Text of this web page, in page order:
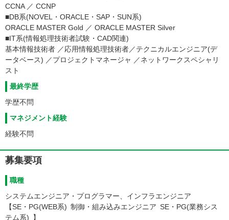
CCNA ／ CCNP
■DB系(NOVEL・ORACLE・SAP・SUN系)
ORACLE MASTER Gold ／ ORACLE MASTER Silver
■IT系(情報処理技術者試験・CAD関連)
基本情報技術者 ／応用情報処理技術者／テクニカルエンジニア(デ
ータベース) ／プロジェクトマネージャ ／ネットワークスペシャリ
スト
最終学歴
学歴不問
マネジメント経験
経験不問
募集要項
職種
システムエンジニア・プログラマー、インフラエンジニア
【SE・PG(WEB系) 制御・組み込みエンジニア SE・PG(業務シス
テム系) 】